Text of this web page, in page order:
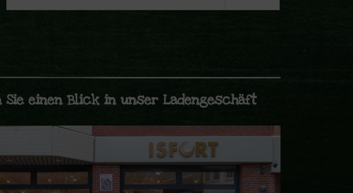
Sie einen Blick in unser Ladengeschäft